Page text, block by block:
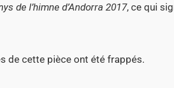
de l’himne d’Andorra 2017, ce qui
de cette pièce ont été frappés.